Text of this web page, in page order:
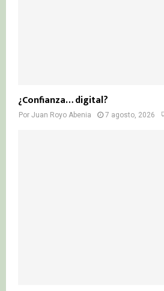
¿Confianza… digital?
Por Juan Royo Abenia 7 agosto, 2026